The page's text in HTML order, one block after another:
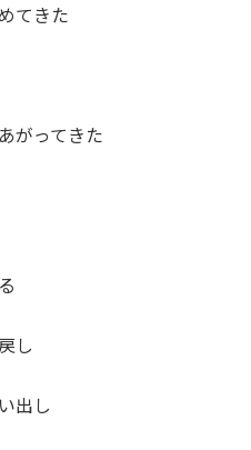
てきた
ってきた
し
出し